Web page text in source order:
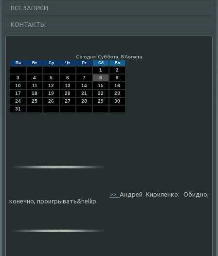
ВСЕ ЗАПИСИ
КОНТАКТЫ
Сегодня: Суббота, 8 Августа
Пн Вт Ср Чт Пт Сб Вс
1
2
3
4 5 6 7 8
9
10
11 12 13 14 15
16
17
18 19 20 21 22
23
24
25 26 27 28 29
30
31
>>Андрей Кириленко: Обидно,
конечно, проигрывать&hellip